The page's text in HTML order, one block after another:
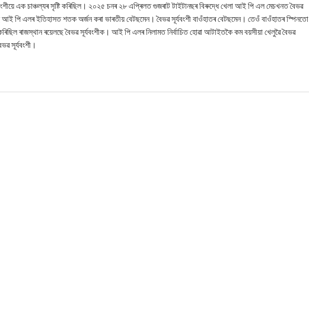
এক চাঞ্চল্যৰ সৃষ্টি কৰিছিল। ২০২৫ চনৰ ২৮ এপ্ৰিলত গুজৰাট টাইটানছৰ বিৰুদ্ধে খেলা আই পি এল মেচখনত বৈভৱ
আই পি এলৰ ইতিহাসত শতক অৰ্জন কৰা ভাৰতীয় বেটছমেন। বৈভৱ সূৰ্যবংশী বাওঁহাতৰ বেটছমেন। তেওঁ বাওঁহাতৰ স্পিনতো
ৰাজস্থান ৰয়েলছে বৈভৱ সূৰ্যবংশীক। আই পি এলৰ নিলামত নিৰ্বাচিত হোৱা আটাইতকৈ কম বয়সীয়া খেলুৱৈ বৈভৱ
সূৰ্যবংশী।